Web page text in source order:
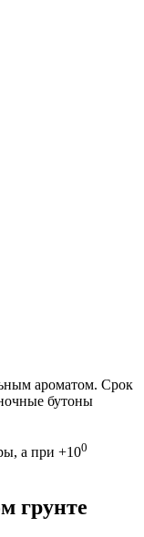
ароматом. Срок
бутоны
а при +100
грунте